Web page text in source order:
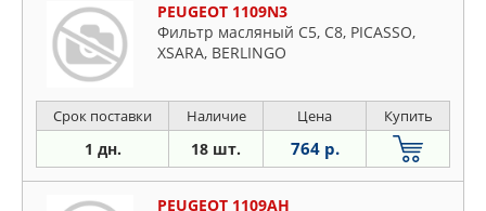
PEUGEOT 1109N3
Фильтр масляный C5, C8, PICASSO,
XSARA, BERLINGO
Срок поставки Наличие Цена Купить
1 дн. 18 шт. 764 р.
PEUGEOT 1109AH